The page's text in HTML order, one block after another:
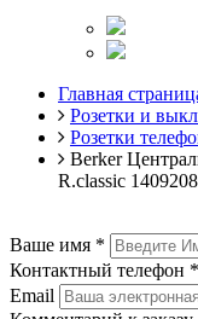
Главная
Розетки и
Розетки
Berker
R.classic
Ваше имя *
Контактный телефон *
Email